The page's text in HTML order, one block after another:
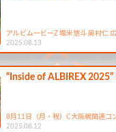
アルビムービーZ 堀米悠斗 奥村仁
2025.08.13
“Inside of ALBIREX
8月11日（月・祝）C大阪戦関連コ
2025.08.12